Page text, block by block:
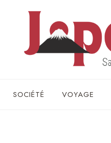
SOCIÉTÉ VOYAGE